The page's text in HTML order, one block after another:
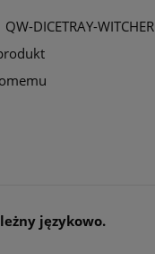
QW-DICETRAY-WITCHER
językowo.